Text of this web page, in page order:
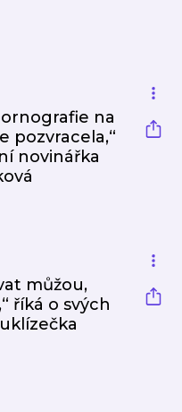
na
pozvracela,“
novinářka
můžou,
říká o svých